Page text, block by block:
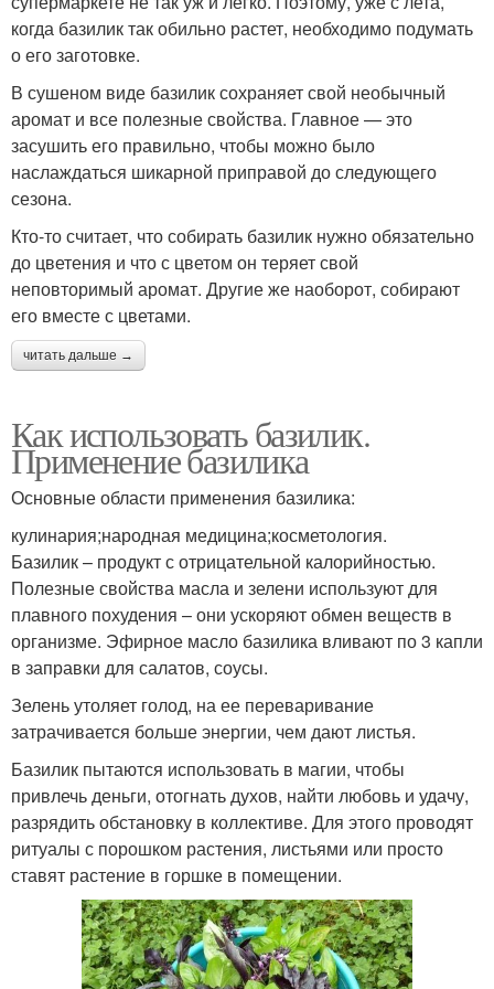
когда базилик так обильно растет, необходимо подумать
о его заготовке.
В сушеном виде базилик сохраняет свой необычный
аромат и все полезные свойства. Главное — это
засушить его правильно, чтобы можно было
наслаждаться шикарной приправой до следующего
сезона.
Кто-то считает, что собирать базилик нужно обязательно
до цветения и что с цветом он теряет свой
неповторимый аромат. Другие же наоборот, собирают
его вместе с цветами.
читать дальше →
Как использовать базилик.
Применение базилика
Основные области применения базилика:
кулинария;народная медицина;косметология.
Базилик – продукт с отрицательной калорийностью.
Полезные свойства масла и зелени используют для
плавного похудения – они ускоряют обмен веществ в
организме. Эфирное масло базилика вливают по 3 капли
в заправки для салатов, соусы.
Зелень утоляет голод, на ее переваривание
затрачивается больше энергии, чем дают листья.
Базилик пытаются использовать в магии, чтобы
привлечь деньги, отогнать духов, найти любовь и удачу,
разрядить обстановку в коллективе. Для этого проводят
ритуалы с порошком растения, листьями или просто
ставят растение в горшке в помещении.